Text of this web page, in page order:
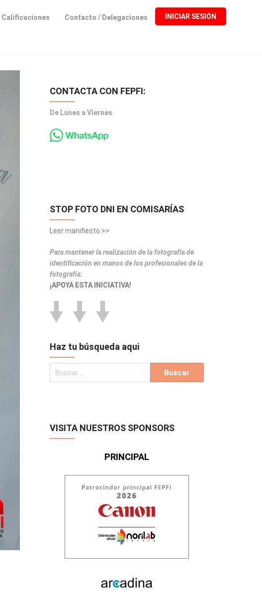
Calificaciones Contacto / Delegaciones INICIAR SESIÓN
CONTACTA CON FEPFI:
De Lunes a Viernes
STOP FOTO DNI EN COMISARÍAS
Leer manifiesto >>
Para mantener la realización de la fotografía de
identificación en manos de los profesionales de la
fotografía:
¡APOYA ESTA INICIATIVA!
Haz tu búsqueda aqui
VISITA NUESTROS SPONSORS
PRINCIPAL